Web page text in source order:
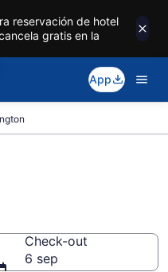
reservación de hotel
gratis en la
App
Check-out
6 sep